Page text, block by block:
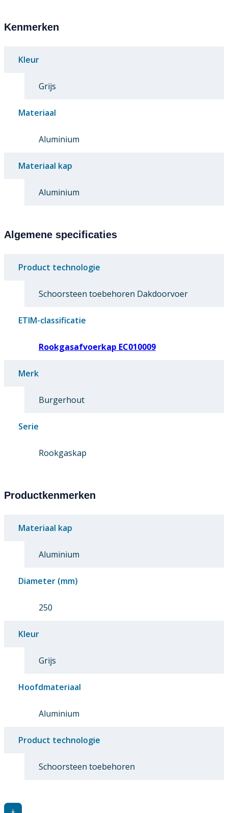
Kenmerken
Kleur
Grijs
Materiaal
Aluminium
Materiaal kap
Aluminium
Algemene specificaties
Product technologie
Schoorsteen toebehoren Dakdoorvoer
ETIM-classificatie
Rookgasafvoerkap EC010009
Merk
Burgerhout
Serie
Rookgaskap
Productkenmerken
Materiaal kap
Aluminium
Diameter (mm)
250
Kleur
Grijs
Hoofdmateriaal
Aluminium
Product technologie
Schoorsteen toebehoren